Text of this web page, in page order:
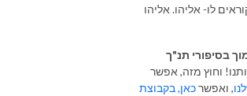
לו- אליהו. אליהו
בסיפורי תנ"ך
וחוץ מזה, אפשר
, ואפשרכאן, בקבוצת